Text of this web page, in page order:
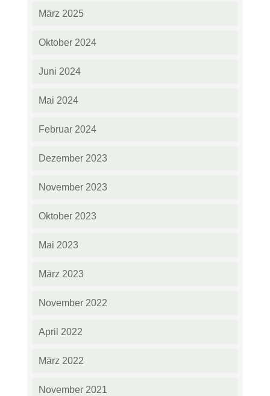
März 2025
Oktober 2024
Juni 2024
Mai 2024
Februar 2024
Dezember 2023
November 2023
Oktober 2023
Mai 2023
März 2023
November 2022
April 2022
März 2022
November 2021